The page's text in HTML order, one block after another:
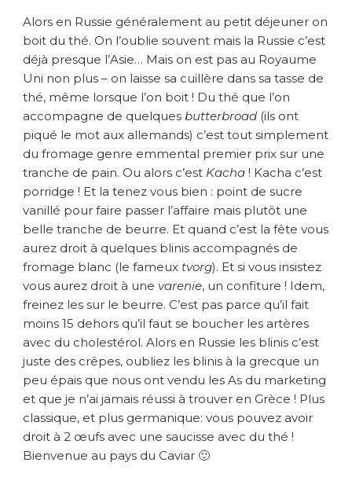
Alors en Russie généralement au petit déjeuner on
boit du thé. On l’oublie souvent mais la Russie c’est
déjà presque l’Asie… Mais on est pas au Royaume
Uni non plus – on laisse sa cuillère dans sa tasse de
thé, même lorsque l’on boit ! Du thé que l’on
accompagne de quelques butterbroad (ils ont
piqué le mot aux allemands) c’est tout simplement
du fromage genre emmental premier prix sur une
tranche de pain. Ou alors c’est Kacha ! Kacha c’est
porridge ! Et la tenez vous bien : point de sucre
vanillé pour faire passer l’affaire mais plutôt une
belle tranche de beurre. Et quand c’est la fête vous
aurez droit à quelques blinis accompagnés de
fromage blanc (le fameux tvorg). Et si vous insistez
vous aurez droit à une varenie, un confiture ! Idem,
freinez les sur le beurre. C’est pas parce qu’il fait
moins 15 dehors qu’il faut se boucher les artères
avec du cholestérol. Alors en Russie les blinis c’est
juste des crêpes, oubliez les blinis à la grecque un
peu épais que nous ont vendu les As du marketing
et que je n’ai jamais réussi à trouver en Grèce ! Plus
classique, et plus germanique: vous pouvez avoir
droit à 2 œufs avec une saucisse avec du thé !
Bienvenue au pays du Caviar 🙂